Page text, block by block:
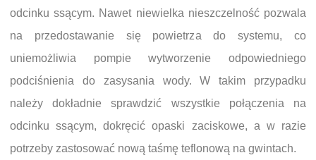
odcinku ssącym. Nawet niewielka nieszczelność pozwala
na przedostawanie się powietrza do systemu, co
uniemożliwia pompie wytworzenie odpowiedniego
podciśnienia do zasysania wody. W takim przypadku
należy dokładnie sprawdzić wszystkie połączenia na
odcinku ssącym, dokręcić opaski zaciskowe, a w razie
potrzeby zastosować nową taśmę teflonową na gwintach.